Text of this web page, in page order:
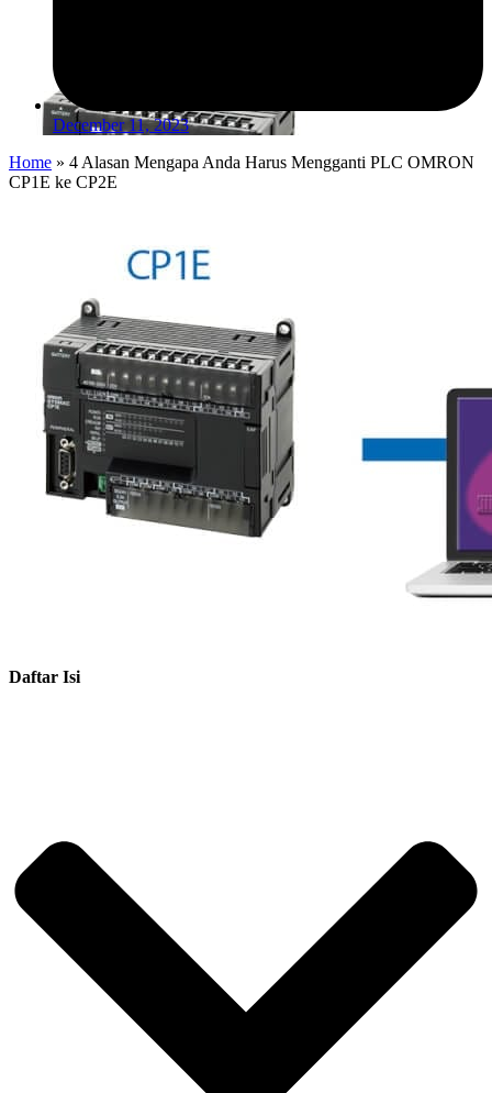
December 11, 2023
Home » 4 Alasan Mengapa Anda Harus Mengganti PLC OMRON
CP1E ke CP2E
Daftar Isi